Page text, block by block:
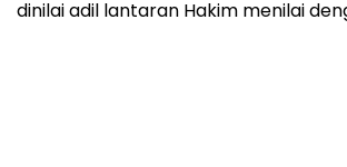
dinilai adil lantaran Hakim menilai